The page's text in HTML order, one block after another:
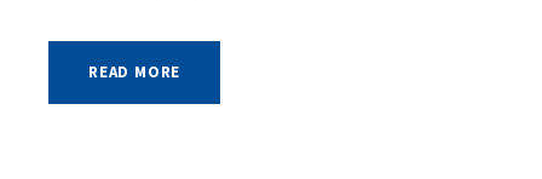
READ MORE